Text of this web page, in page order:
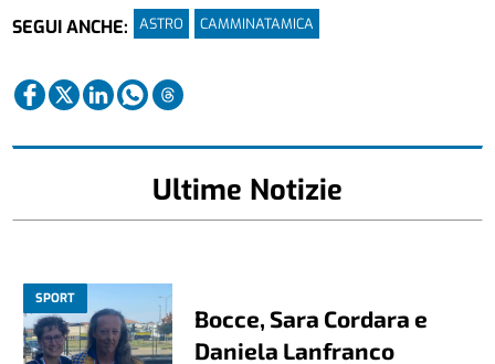
SEGUI ANCHE:
ASTRO CAMMINATAMICA
Ultime Notizie
SPORT
Bocce, Sara Cordara e
Daniela Lanfranco